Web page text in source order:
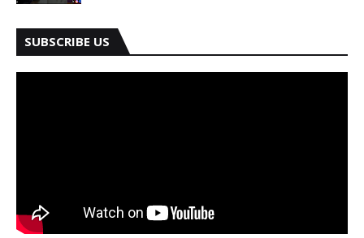
SUBSCRIBE US